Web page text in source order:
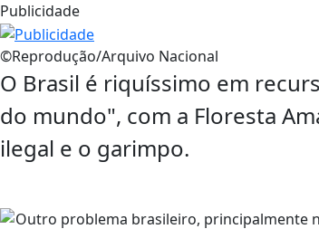
Publicidade
©Reprodução/Arquivo Nacional
O Brasil é riquíssimo em
do mundo", com a Floresta
ilegal e o garimpo.